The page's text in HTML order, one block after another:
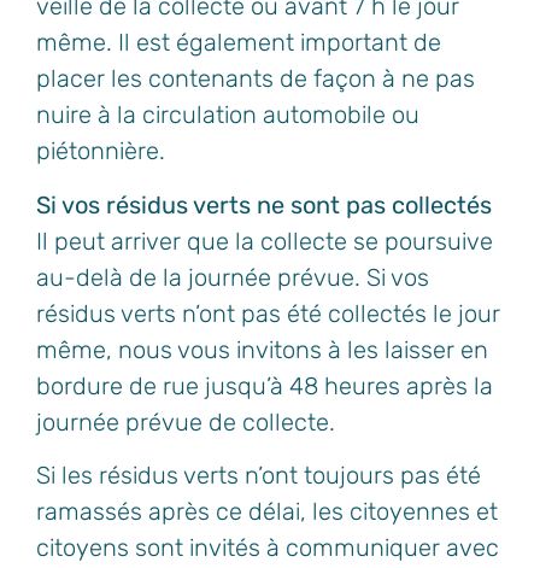
veille de la collecte ou avant 7 h le jour
même. Il est également important de
placer les contenants de façon à ne pas
nuire à la circulation automobile ou
piétonnière.
Si vos résidus verts ne sont pas collectés
Il peut arriver que la collecte se poursuive
au-delà de la journée prévue. Si vos
résidus verts n’ont pas été collectés le jour
même, nous vous invitons à les laisser en
bordure de rue jusqu’à 48 heures après la
journée prévue de collecte.
Si les résidus verts n’ont toujours pas été
ramassés après ce délai, les citoyennes et
citoyens sont invités à communiquer avec